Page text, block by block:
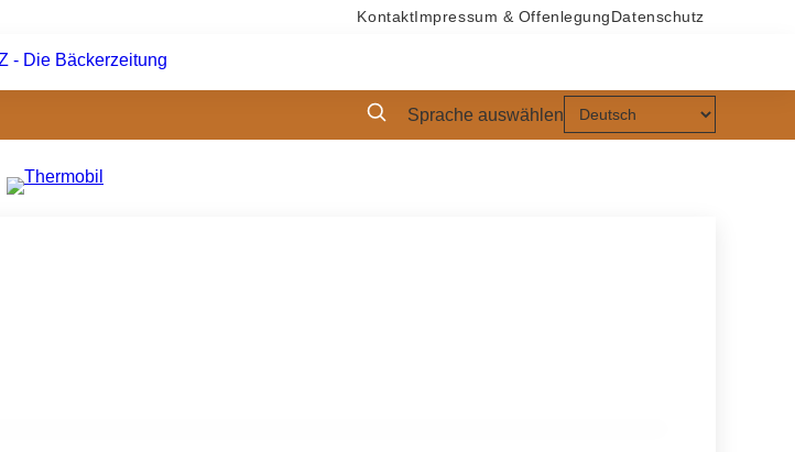
Kontakt Impressum & Offenlegung Datenschutz
Sprache auswählen